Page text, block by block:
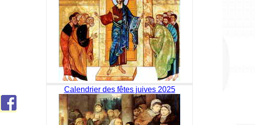
Calendrier des fêtes juives 2025